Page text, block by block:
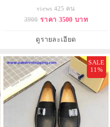
views 425 คน
3900 ราคา 3500 บาท
ดูรายละเอียด
SALE
11%